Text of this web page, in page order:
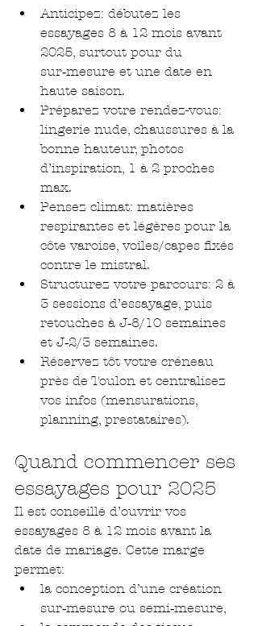
Anticipez: débutez les
essayages 8 à 12 mois avant
2025, surtout pour du
sur‑mesure et une date en
haute saison.
Préparez votre rendez-vous:
lingerie nude, chaussures à la
bonne hauteur, photos
d’inspiration, 1 à 2 proches
max.
Pensez climat: matières
respirantes et légères pour la
côte varoise, voiles/capes fixés
contre le mistral.
Structurez votre parcours: 2 à
3 sessions d’essayage, puis
retouches à J‑8/10 semaines
et J‑2/3 semaines.
Réservez tôt votre créneau
près de Toulon et centralisez
vos infos (mensurations,
planning, prestataires).
Quand commencer ses
essayages pour 2025
Il est conseillé d’ouvrir vos
essayages 8 à 12 mois avant la
date de mariage. Cette marge
permet:
la conception d’une création
sur‑mesure ou semi‑mesure,